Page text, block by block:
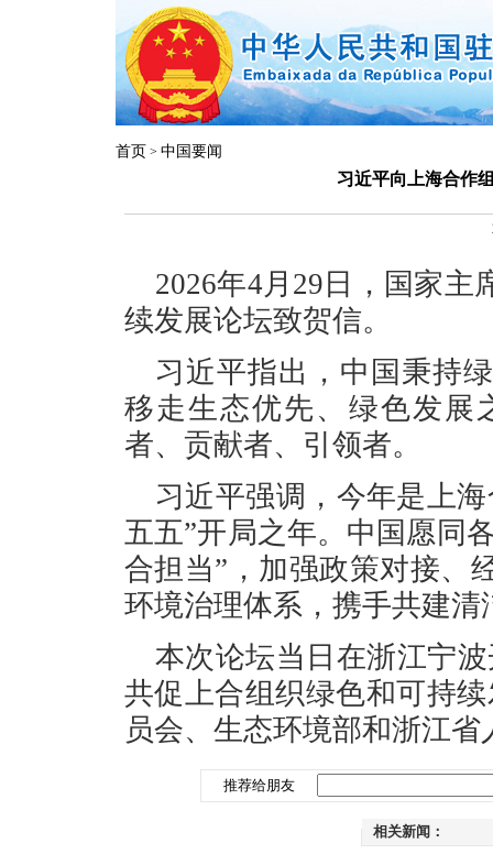
首页 > 中国要闻
习近平向上海合作
2026年4月29日，国家主
续发展论坛致贺信。
习近平指出，中国秉持
移走生态优先、绿色发展
者、贡献者、引领者。
习近平强调，今年是上
五五”开局之年。中国愿同
合担当”，加强政策对接、
环境治理体系，携手共建
本次论坛当日在浙江宁
共促上合组织绿色和可持
员会、生态环境部和浙江
推荐给朋友
相关新闻：